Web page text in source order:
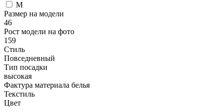
M
Размер на модели
46
Рост модели на фото
159
Стиль
Повседневный
Тип посадки
высокая
Фактура материала белья
Текстиль
Цвет